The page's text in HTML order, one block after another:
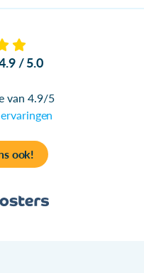
/ 5.0
van 4.9/5
ook!